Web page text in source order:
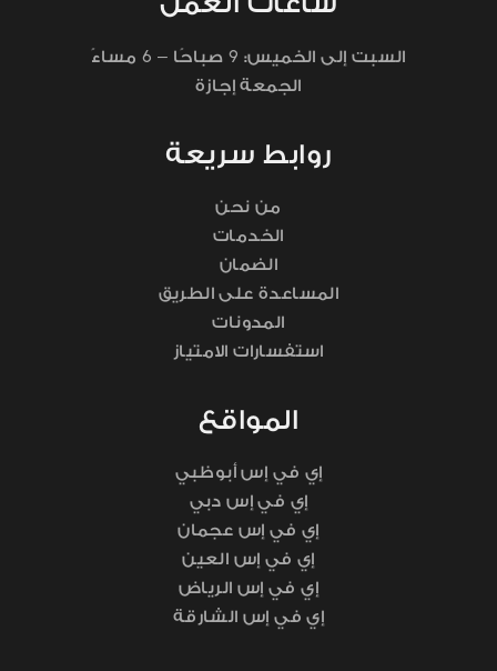
روابط سريعة
من نحن
الخدمات
الضمان
المساعدة على الطريق
المدونات
استفسارات الامتياز
المواقع
إي في إس أبوظبي
إي في إس دبي
إي في إس عجمان
إي في إس العين
إي في إس الرياض
إي في إس الشارقة
السبت إلى الخميس: 9صباحًا – 6مساءً
الجمعة إجازة